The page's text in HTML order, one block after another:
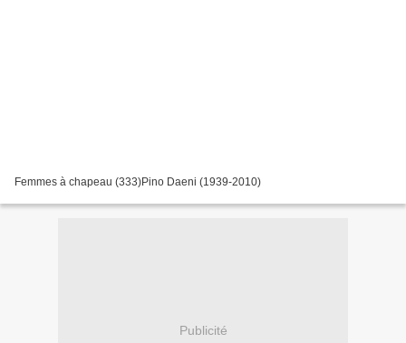
Femmes à chapeau (333)Pino Daeni (1939-2010)
Publicité